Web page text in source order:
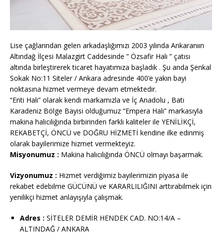
Lise çağlarından gelen arkadaşlığımızı 2003 yılında Ankaranıın
Altındağ İlçesi Malazgirt Caddesinde ” Özsafir Halı ” çatısı
altında birleştirerek ticaret hayatımıza başladık . Şu anda Şenkal
Sokak No:11 Siteler / Ankara adresinde 400’e yakın bayi
noktasına hizmet vermeye devam etmektedir.
“Enti Halı” olarak kendi markamızla ve İç Anadolu , Batı
Karadeniz Bölge Bayisi olduğumuz “Empera Halı” markasıyla
makina halıcılığında birbirinden farklı kaliteler ile YENİLİKÇİ,
REKABETÇİ, ÖNCÜ ve DOĞRU HİZMETİ kendine ilke edinmiş
olarak bayilerimize hizmet vermekteyiz.
Misyonumuz : Makina halıcılığında ÖNCÜ olmayı başarmak.
Vizyonumuz : Hizmet verdiğimiz bayilerimizin piyasa ile
rekabet edebilme GÜCÜNÜ ve KARARLILIĞINI arttırabilmek için
yenilikçi hizmet anlayışıyla çalışmak.
Adres : SİTELER DEMİR HENDEK CAD. NO:14/A –
ALTINDAĞ / ANKARA